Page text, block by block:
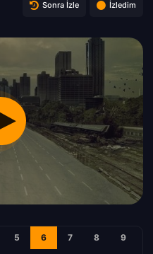
Sonra İzle İzledim
5 6 7 8 9